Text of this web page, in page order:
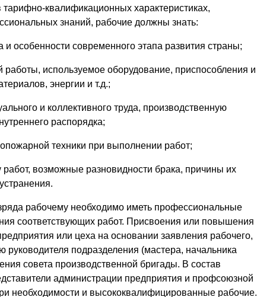
квалификационных характеристиках,
знаний, рабочие должны знать:
и особенности современного этапа развития страны;
используемое оборудование, приспособления и
энергии и т.д.;
и коллективного труда, производственную
распорядка;
техники при выполнении работ;
возможные разновидности брака, причины их
рабочему необходимо иметь профессиональные
соответствующих работ. Присвоения или повышения
или цеха на основании заявления рабочего,
подразделения (мастера, начальника
совета производственной бригады. В состав
администрации предприятия и профсоюзной
необходимости и высококвалифицированные рабочие.